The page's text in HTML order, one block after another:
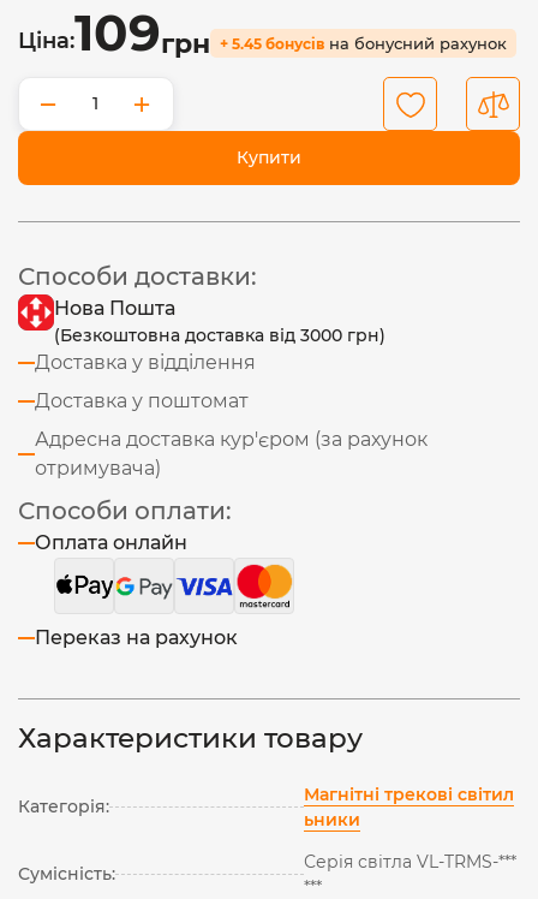
Ціна:109грн + 5.45 бонусів на бонусний рахунок
− +
Купити
Способи доставки:
Нова Пошта
(Безкоштовна доставка від 3000 грн)
Доставка у відділення
Доставка у поштомат
Адресна доставка кур'єром (за рахунок
отримувача)
Способи оплати:
Оплата онлайн
Переказ на рахунок
Характеристики товару
Категорія:
Магнітні трекові світил
ьники
Сумісність:
Серія світла VL-TRMS-***
***